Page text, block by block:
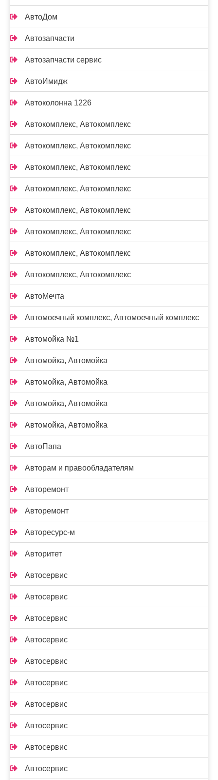
АвтоДом
Автозапчасти
Автозапчасти сервис
АвтоИмидж
Автоколонна 1226
Автокомплекс, Автокомплекс
Автокомплекс, Автокомплекс
Автокомплекс, Автокомплекс
Автокомплекс, Автокомплекс
Автокомплекс, Автокомплекс
Автокомплекс, Автокомплекс
Автокомплекс, Автокомплекс
Автокомплекс, Автокомплекс
АвтоМечта
Автомоечный комплекс, Автомоечный комплекс
Автомойка №1
Автомойка, Автомойка
Автомойка, Автомойка
Автомойка, Автомойка
Автомойка, Автомойка
АвтоПапа
Авторам и правообладателям
Авторемонт
Авторемонт
Авторесурс-м
Авторитет
Автосервис
Автосервис
Автосервис
Автосервис
Автосервис
Автосервис
Автосервис
Автосервис
Автосервис
Автосервис